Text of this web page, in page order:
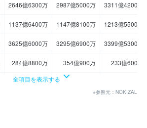
2646億6300万 2987億5000万 3311億4200万
1137億6400万 1147億8100万 1213億5500万
3625億6000万 3295億6900万 3399億5300万
284億8800万 354億900万 233億600万
280億5300万
全項目を表示する
※参照元：NOKIZAL